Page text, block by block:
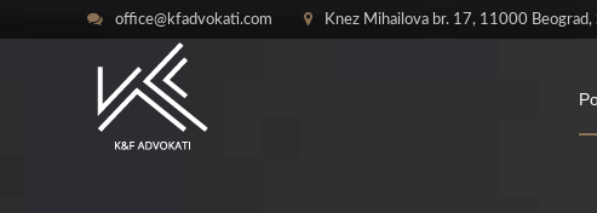
office@kfadvokati.com Knez Mihailova br. 17, 11000 Beograd,